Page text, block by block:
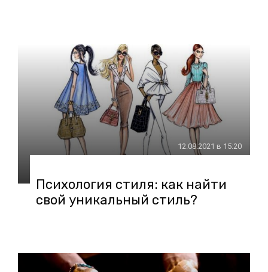
12.08.2021 в 15:20
Психология стиля: как найти
свой уникальный стиль?